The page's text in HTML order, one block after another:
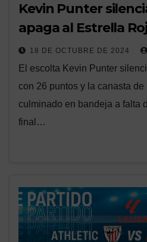
Kevin Punter
apaga al Estrella
18 DE OCTUBRE DE 2024
El escolta Kevin Punter
con 26 puntos y la canasta
culminado en bandeja a falta
final…